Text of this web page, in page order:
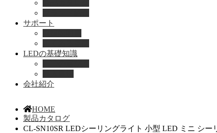
サポート
LEDの基礎知識
会社紹介
HOME
製品カタログ
CL-SN10SR LEDシーリングライト 小型 LED ミニ シー